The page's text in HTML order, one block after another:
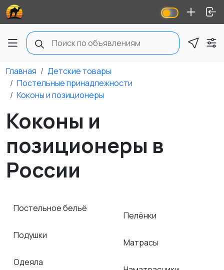
Главная
Детские товары
Постельные принадлежности
Коконы и позиционеры
Коконы и
позиционеры в
России
Постельное бельё
Подушки
Одеяла
Пелёнки
Матрасы